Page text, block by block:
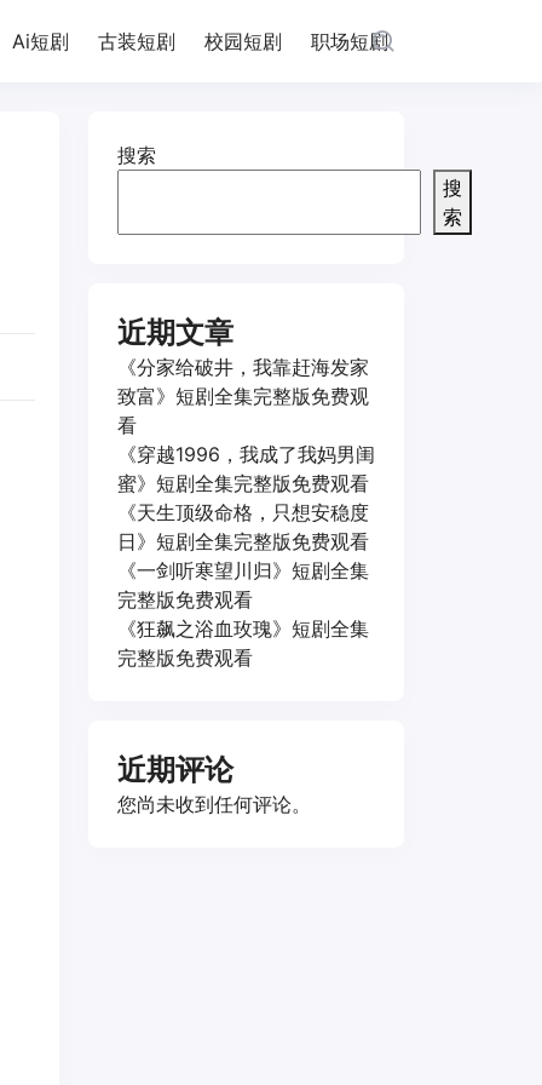
Ai短剧 古装短剧 校园短剧 职场短剧
搜索
搜
索
近期文章
《分家给破井，我靠赶海发家
致富》短剧全集完整版免费观
看
《穿越1996，我成了我妈男闺
蜜》短剧全集完整版免费观看
《天生顶级命格，只想安稳度
日》短剧全集完整版免费观看
《一剑听寒望川归》短剧全集
完整版免费观看
《狂飙之浴血玫瑰》短剧全集
完整版免费观看
近期评论
您尚未收到任何评论。